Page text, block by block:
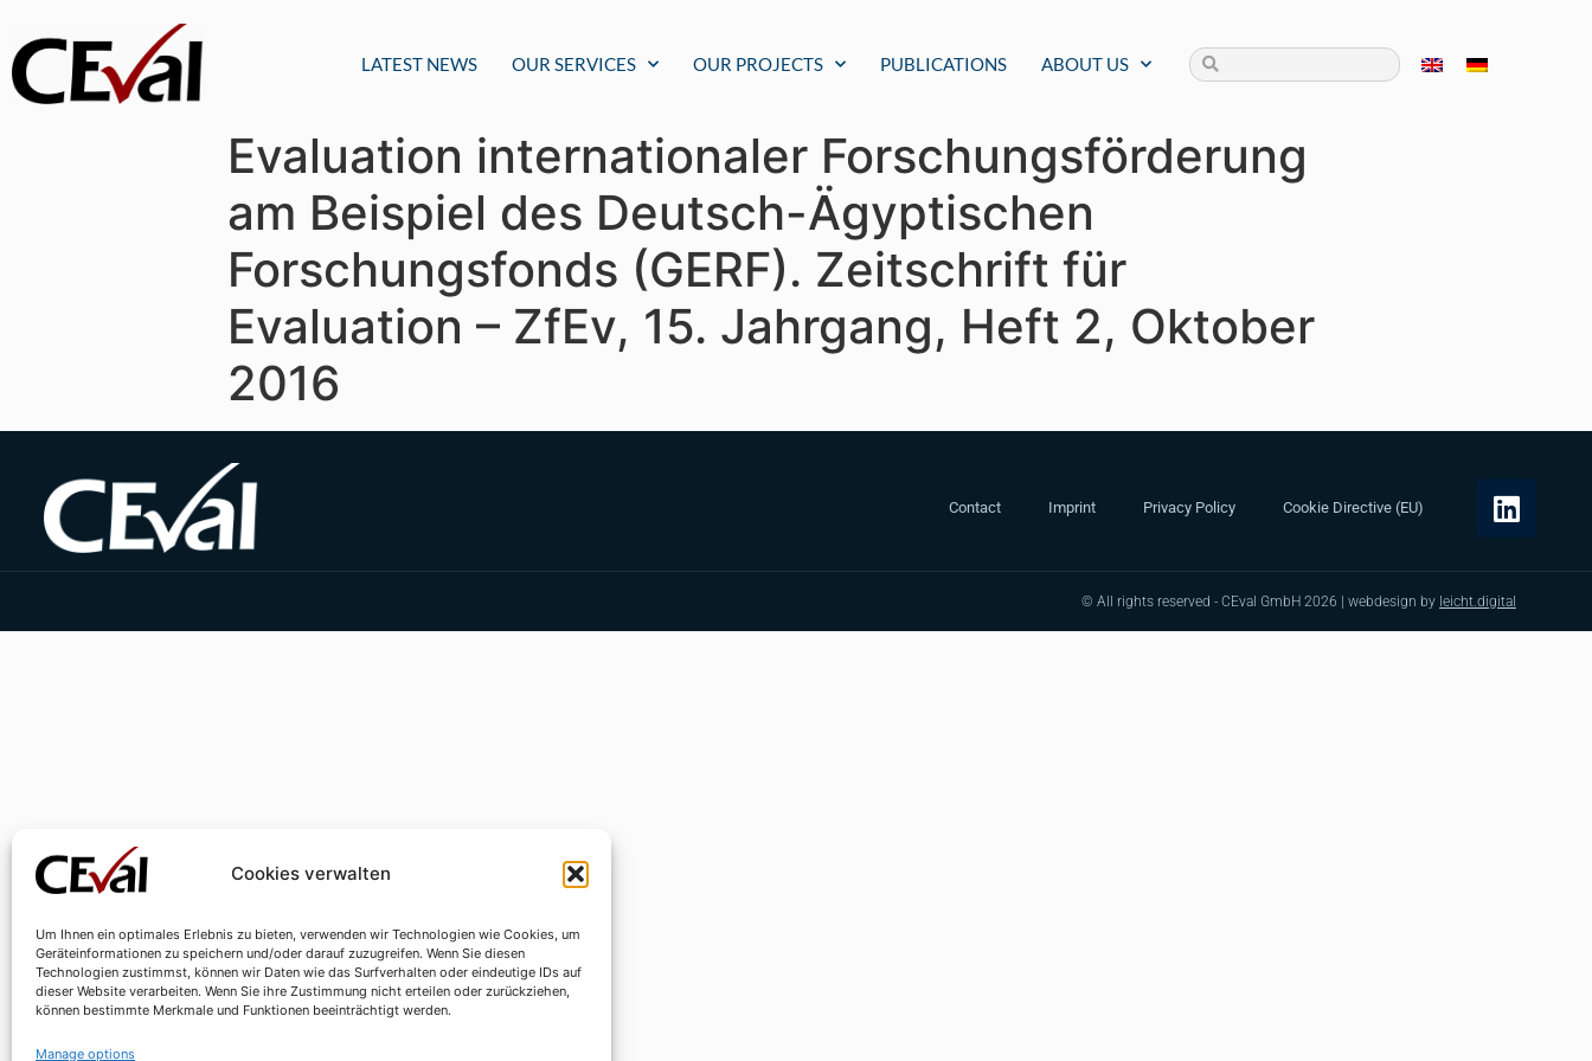
Cookies verwalten
Um Ihnen ein optimales Erlebnis zu bieten, verwenden wir Technologien wie Cookies, um
Geräteinformationen zu speichern und/oder darauf zuzugreifen. Wenn Sie diesen
Technologien zustimmst, können wir Daten wie das Surfverhalten oder eindeutige IDs auf
dieser Website verarbeiten. Wenn Sie ihre Zustimmung nicht erteilen oder zurückziehen,
können bestimmte Merkmale und Funktionen beeinträchtigt werden.
Manage options
LATEST NEWS OUR SERVICES OUR PROJECTS PUBLICATIONS ABOUT US
Evaluation internationaler Forschungsförderung
am Beispiel des Deutsch-Ägyptischen
Forschungsfonds (GERF). Zeitschrift für
Evaluation – ZfEv, 15. Jahrgang, Heft 2, Oktober
2016
Contact Imprint Privacy Policy Cookie Directive (EU)
© All rights reserved - CEval GmbH 2026 | webdesign by leicht.digital